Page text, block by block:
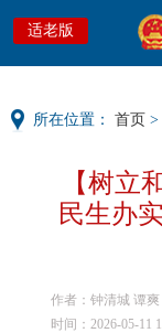
适老版
所在位置： 首页 >
【树立
民生办
作者：钟清城 谭爽
时间：2026-05-11